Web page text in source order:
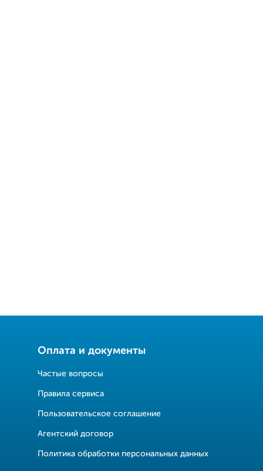
Оплата и документы
Частые вопросы
Правила сервиса
Пользовательское соглашение
Агентский договор
Политика обработки персональных данных